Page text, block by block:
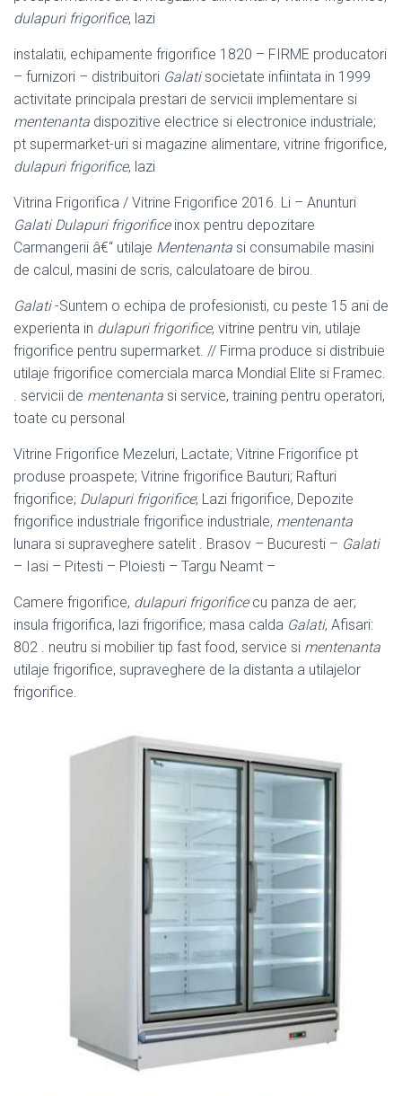
dulapuri frigorifice, lazi
instalatii, echipamente frigorifice 1820 – FIRME producatori
– furnizori – distribuitori Galatisocietate infiintata in 1999
activitate principala prestari de servicii implementare si
mentenanta dispozitive electrice si electronice industriale;
pt supermarket-uri si magazine alimentare, vitrine frigorifice,
dulapuri frigorifice, lazi
Vitrina Frigorifica / Vitrine Frigorifice 2016. Li – Anunturi
Galati Dulapuri frigorificeinox pentru depozitare
Carmangerii â€“ utilaje Mentenanta si consumabile masini
de calcul, masini de scris, calculatoare de birou.
Galati-Suntem o echipa de profesionisti, cu peste 15 ani de
experienta in dulapuri frigorifice, vitrine pentru vin, utilaje
frigorifice pentru supermarket. // Firma produce si distribuie
utilaje frigorifice comerciala marca Mondial Elite si Framec.
. servicii de mentenanta si service, training pentru operatori,
toate cu personal
Vitrine Frigorifice Mezeluri, Lactate; Vitrine Frigorifice pt
produse proaspete; Vitrine frigorifice Bauturi; Rafturi
frigorifice; Dulapuri frigorifice; Lazi frigorifice, Depozite
frigorifice industriale frigorifice industriale, mentenanta
lunara si supraveghere satelit . Brasov – Bucuresti – Galati
– Iasi – Pitesti – Ploiesti – Targu Neamt –
Camere frigorifice, dulapuri frigorificecu panza de aer;
insula frigorifica, lazi frigorifice; masa calda Galati, Afisari:
802 . neutru si mobilier tip fast food, service si mentenanta
utilaje frigorifice, supraveghere de la distanta a utilajelor
frigorifice.